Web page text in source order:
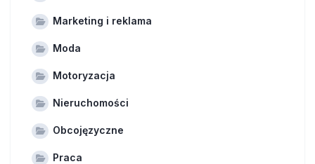
Marketing i reklama
Moda
Motoryzacja
Nieruchomości
Obcojęzyczne
Praca